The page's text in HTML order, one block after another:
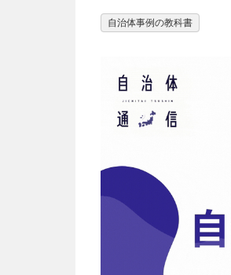
自治体事例の教科書